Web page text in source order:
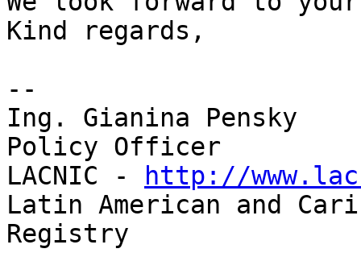
Kind regards,
--
Ing. Gianina Pensky
Policy Officer
LACNIC -
http://
Latin American and
Registry